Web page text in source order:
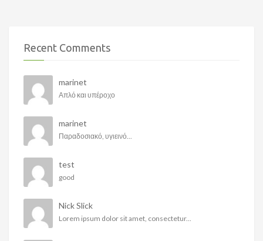
Recent Comments
marinet
Απλό και υπέροχο
marinet
Παραδοσιακό, υγιεινό...
test
good
Nick Slick
Lorem ipsum dolor sit amet, consectetur...